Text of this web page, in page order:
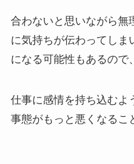
合わないと思いながら無
に気持ちが伝わってしま
になる可能性もあるので
仕事に感情を持ち込むよ
事態がもっと悪くなるこ